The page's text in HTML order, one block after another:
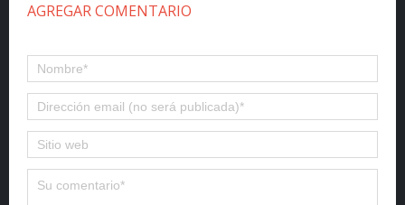
AGREGAR COMENTARIO